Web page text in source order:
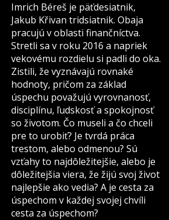
Imrich Béreš je päťdesiatnik,
Jakub Křivan tridsiatnik. Obaja
pracujú v oblasti finančníctva.
Stretli sa v roku 2016 a napriek
vekovému rozdielu si padli do oka.
Zistili, že vyznávajú rovnaké
hodnoty, pričom za základ
úspechu považujú vyrovnanosť,
disciplínu, ľudskosť a spokojnosť
so životom. Čo museli a čo chceli
pre to urobiť? Je tvrdá práca
trestom, alebo odmenou? Sú
vzťahy to najdôležitejšie, alebo je
dôležitejšia viera, že žijú svoj život
najlepšie ako vedia? A je cesta za
úspechom v každej svojej chvíli
cesta za úspechom?